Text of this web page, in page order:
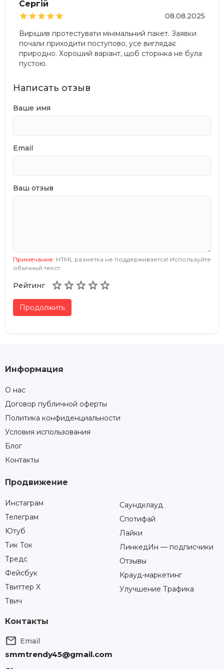
Сергій

08.08.2025
Вирішив протестувати мінімальний пакет. Заявки
почали приходити поступово, усе виглядає
природно. Хороший варіант, щоб сторінка не була
пустою.
Написать отзыв
Ваше имя
Email
Ваш отзыв
Примечание: HTML разметка не поддерживается! Используйте
обычный текст.
Рейтинг 
Продолжить
Информация
О нас
Договор публичной оферты
Политика конфиденциальности
Условия использования
Блог
Контакты
Продвижение
Инстаграм
Телеграм
Ютуб
Тик Ток
Тредс
Фейсбук
Твиттер X
Твич
Саундклауд
Спотифай
Лайки
ЛинкедИн — подписчики
Отзывы
Крауд-маркетинг
Улучшение Трафика
Контакты
 Email
smmtrendy45@gmail.com